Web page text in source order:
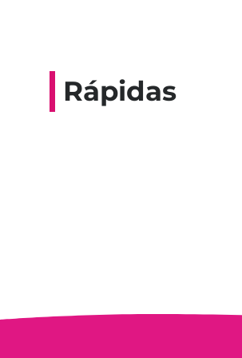
Rápidas